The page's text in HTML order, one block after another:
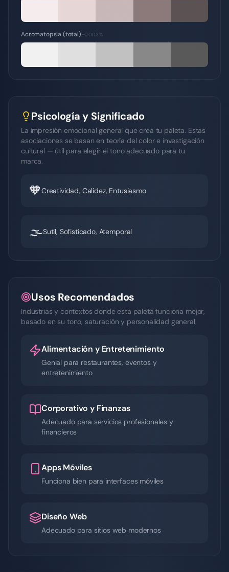
Acromatopsia (total)~0.003%
Psicología y Significado
La impresión emocional general que crea tu paleta. Estas
asociaciones se basan en teoría del color e investigación
cultural — útil para elegir el tono adecuado para tu
marca.
🧡Creatividad, Calidez, Entusiasmo
🌫️Sutil, Sofisticado, Atemporal
Usos Recomendados
Industrias y contextos donde esta paleta funciona mejor,
basado en su tono, saturación y personalidad general.
Alimentación y Entretenimiento
Genial para restaurantes, eventos y
entretenimiento
Corporativo y Finanzas
Adecuado para servicios profesionales y
financieros
Apps Móviles
Funciona bien para interfaces móviles
Diseño Web
Adecuado para sitios web modernos